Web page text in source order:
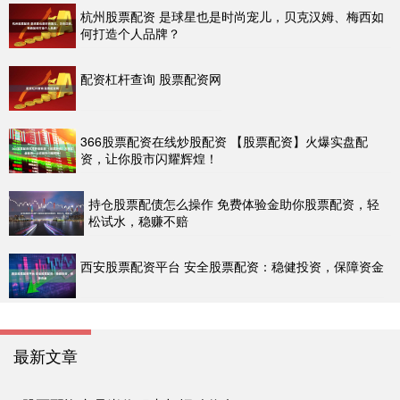
杭州股票配资 是球星也是时尚宠儿，贝克汉姆、梅西如
何打造个人品牌？
配资杠杆查询 股票配资网
366股票配资在线炒股配资 【股票配资】火爆实盘配
资，让你股市闪耀辉煌！
持仓股票配债怎么操作 免费体验金助你股票配资，轻
松试水，稳赚不赔
西安股票配资平台 安全股票配资：稳健投资，保障资金
最新文章